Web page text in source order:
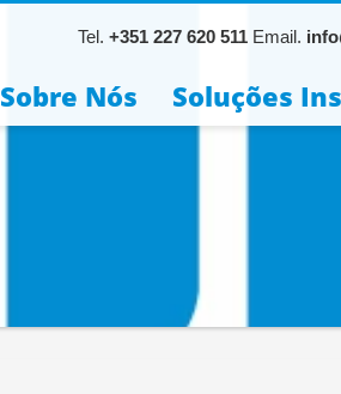
Tel. +351 227 620 511 Email.
Sobre Nós Soluções